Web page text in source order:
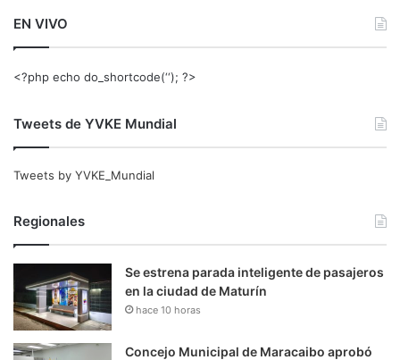
EN VIVO
<?php echo do_shortcode(‘‘); ?>
Tweets de YVKE Mundial
Tweets by YVKE_Mundial
Regionales
Se estrena parada inteligente de pasajeros
en la ciudad de Maturín
hace 10 horas
Concejo Municipal de Maracaibo aprobó